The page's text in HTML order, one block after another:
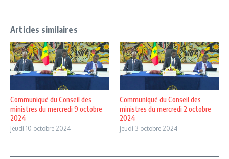
Articles similaires
Communiqué du Conseil des
ministres du mercredi 9 octobre
2024
jeudi 10 octobre 2024
Communiqué du Conseil des
ministres du mercredi 2 octobre
2024
jeudi 3 octobre 2024